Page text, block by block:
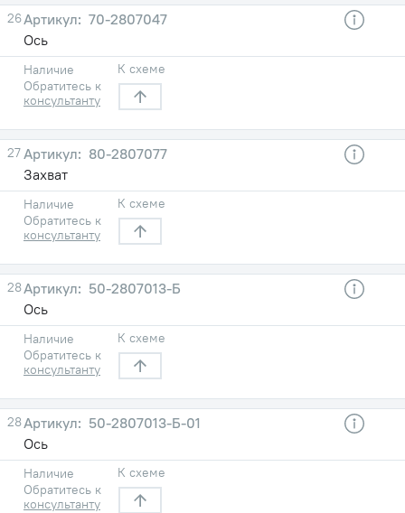
26
70-2807047
Ось
Наличие
Обратитесь к
консультанту
К схеме
27
80-2807077
Захват
Наличие
Обратитесь к
консультанту
К схеме
28
50-2807013-Б
Ось
Наличие
Обратитесь к
консультанту
К схеме
28
50-2807013-Б-01
Ось
Наличие
Обратитесь к
консультанту
К схеме